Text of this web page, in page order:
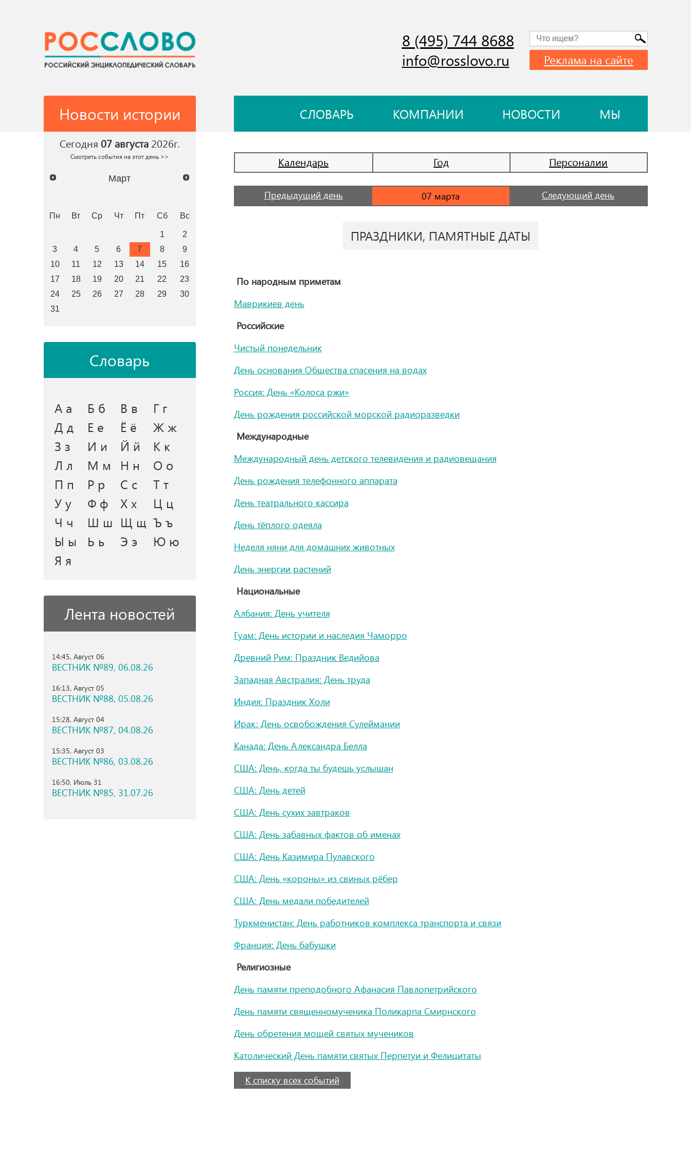
8 (495) 744 8688
info@rosslovo.ru Реклама на сайте
Новости истории СЛОВАРЬ КОМПАНИИ НОВОСТИ МЫ
Сегодня 07 августа 2026г.
Смотреть события на этот день >>
Март
Пн Вт Ср Чт Пт Сб Вс
1
2
3
4 5 6 7 8
9
10
11 12 13 14 15
16
17
18 19 20 21 22
23
24
25 26 27 28 29
30
31
Словарь
А а Б б В в
Г г
Д д
Е е Ё ё
Ж ж
З з
И и Й й
К к
Л л
М м Н н
О о
П п
Р р С с
Т т
У у
Ф ф Х х
Ц ц
Ч ч
Ш ш Щ щ Ъ ъ
Ы ы
Ь ь Э э
Ю ю
Я я
Лента новостей
14:45, Август 06
ВЕСТНИК №89, 06.08.26
16:13, Август 05
ВЕСТНИК №88, 05.08.26
15:28, Август 04
ВЕСТНИК №87, 04.08.26
15:35, Август 03
ВЕСТНИК №86, 03.08.26
16:50, Июль 31
ВЕСТНИК №85, 31.07.26
Календарь Год Персоналии
Предыдущий день Следующий день
ПРАЗДНИКИ, ПАМЯТНЫЕ ДАТЫ
По народным приметам
Маврикиев день
Российские
Чистый понедельник
День основания Общества спасения на водах
Россия: День «Колоса ржи»
День рождения российской морской радиоразведки
Международные
Международный день детского телевидения и радиовещания
День рождения телефонного аппарата
День театрального кассира
День тёплого одеяла
Неделя няни для домашних животных
День энергии растений
Национальные
Албания: День учителя
Гуам: День истории и наследия Чаморро
Древний Рим: Праздник Ведийова
Западная Австралия: День труда
Индия: Праздник Холи
Ирак: День освобождения Сулеймании
Канада: День Александра Белла
США: День, когда ты будешь услышан
США: День детей
США: День сухих завтраков
США: День забавных фактов об именах
США: День Казимира Пулавского
США: День «короны» из свиных рёбер
США: День медали победителей
Туркменистан: День работников комплекса транспорта и связи
Франция: День бабушки
Религиозные
День памяти преподобного Афанасия Павлопетрийского
День памяти священномученика Поликарпа Смирнского
День обретения мощей святых мучеников
Католический День памяти святых Перпетуи и Фелицитаты
К списку всех событий